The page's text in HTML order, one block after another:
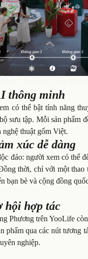
thông minh
có thể bật tính năng
sưu tập. Mỗi sản phẩm
nghệ thuật gốm Việt.
xúc dễ dàng
đáo: người xem có thể
thời, chỉ với một thao
bạn bè và cộng đồng
hội hợp tác
Phương trên YooLife
phẩm qua các nút tương
nghiệp.